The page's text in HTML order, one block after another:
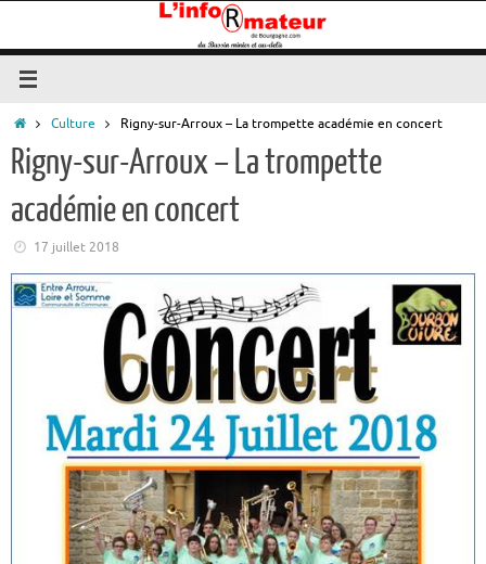
contenu
Accueil
Culture Rigny-sur-Arroux – La trompette académie en concert
Rigny-sur-Arroux – La trompette
académie en concert
17 juillet 2018